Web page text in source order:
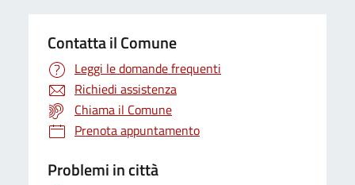
Contatta il Comune
Leggi le domande frequenti
Richiedi assistenza
Chiama il Comune
Prenota appuntamento
Problemi in città